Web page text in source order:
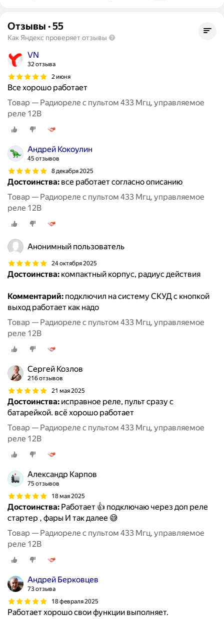
Отзывы ·55
Как Яндекс проверяет отзывы
VN
32 отзыва
2 июня
Все хорошо работает
Товар — Радиореле с пультом 433 Мгц, управляемое
реле 12В
Андрей Кокоулин
45 отзывов
8 декабря 2025
Достоинства: все работает согласно описанию
Товар — Радиореле с пультом 433 Мгц, управляемое
реле 12В
Анонимный пользователь
24 октября 2025
Достоинства: компактный корпус, радиус действия
Комментарий: подключил на систему СКУД с кнопкой
выход работает как надо
Товар — Радиореле с пультом 433 Мгц, управляемое
реле 12В
Сергей Козлов
216 отзывов
21 мая 2025
Достоинства: исправное реле, пульт сразу с
батарейкой. всё хорошо работает
Товар — Радиореле с пультом 433 Мгц, управляемое
реле 12В
Александр Карпов
75 отзывов
18 мая 2025
Достоинства: Работает 👍 подключаю через доп реле
стартер , фары И так далее 😅
Товар — Радиореле с пультом 433 Мгц, управляемое
реле 12В
Андрей Берковцев
73 отзыва
18 февраля 2025
Работает хорошо свои функции выполняет.